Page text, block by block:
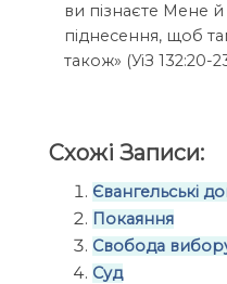
ви пізнаєте Мене
піднесення, щоб
також» (УіЗ 132:20-
Схожі Записи:
Євангельські
Покаяння
Свобода
Суд